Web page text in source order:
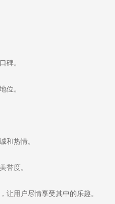
碑。
位。
和热情。
誉度。
用户尽情享受其中的乐趣。